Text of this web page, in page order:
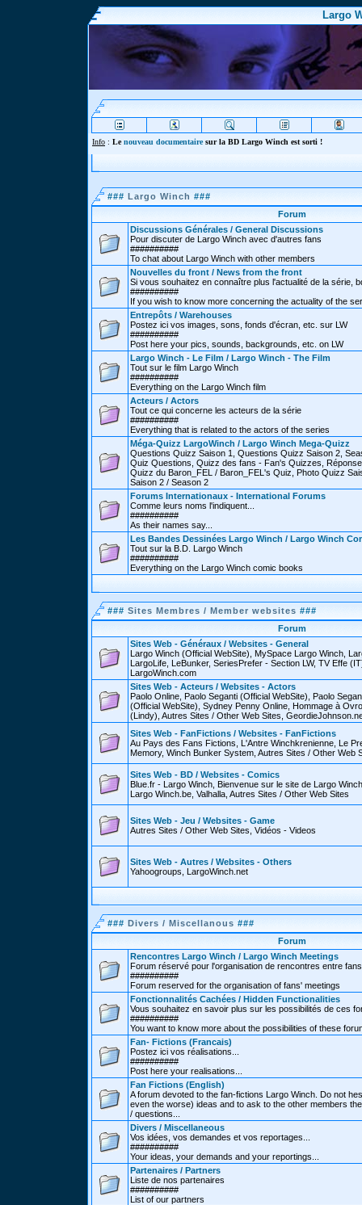
Largo
Info : Lenouveau documentairesur la BD Largo Winch est sorti !
### Largo Winch ###
Forum
Discussions Générales / General Discussions
Pour discuter de Largo Winch avec d'autres fans
##########
To chat about Largo Winch with other members
Nouvelles du front / News from the front
Si vous souhaitez en connaître plus l'actualité de la série,
##########
If you wish to know more concerning the actuality of the
Entrepôts / Warehouses
Postez ici vos images, sons, fonds d'écran, etc. sur LW
##########
Post here your pics, sounds, backgrounds, etc. on LW
Largo Winch - Le Film / Largo Winch - The Film
Tout sur le film Largo Winch
##########
Everything on the Largo Winch film
Acteurs / Actors
Tout ce qui concerne les acteurs de la série
##########
Everything that is related to the actors of the series
Méga-Quizz LargoWinch / Largo Winch Mega-Quizz
Questions Quizz Saison 1, Questions Quizz Saison 2,
Quiz Questions, Quizz des fans - Fan's Quizzes,
Quizz du Baron_FEL / Baron_FEL's Quiz, Photo Quizz
Saison 2 / Season 2
Forums Internationaux - International Forums
Comme leurs noms l'indiquent...
##########
As their names say...
Les Bandes Dessinées Largo Winch / Largo Winch
Tout sur la B.D. Largo Winch
##########
Everything on the Largo Winch comic books
### Sites Membres / Member websites ###
Forum
Sites Web - Généraux / Websites - General
Largo Winch (Official WebSite), MySpace Largo Winch,
LargoLife, LeBunker, SeriesPrefer - Section LW, TV Effe
LargoWinch.com
Sites Web - Acteurs / Websites - Actors
Paolo Online, Paolo Seganti (Official WebSite), Paolo
(Official WebSite), Sydney Penny Online, Hommage à
(Lindy), Autres Sites / Other Web Sites,
Sites Web - FanFictions / Websites - FanFictions
Au Pays des Fans Fictions, L'Antre Winchkrenienne, Le
Memory, Winch Bunker System, Autres Sites / Other Web
Sites Web - BD / Websites - Comics
Blue.fr - Largo Winch, Bienvenue sur le site de Largo
Largo Winch.be, Valhalla, Autres Sites / Other Web Sites
Sites Web - Jeu / Websites - Game
Autres Sites / Other Web Sites, Vidéos - Videos
Sites Web - Autres / Websites - Others
Yahoogroups, LargoWinch.net
### Divers / Miscellanous ###
Forum
Rencontres Largo Winch / Largo Winch Meetings
Forum réservé pour l'organisation de rencontres entre fans
##########
Forum reserved for the organisation of fans' meetings
Fonctionnalités Cachées / Hidden Functionalities
Vous souhaitez en savoir plus sur les possibilités de ces
##########
You want to know more about the possibilities of these
Fan- Fictions (Francais)
Postez ici vos réalisations...
##########
Post here your realisations...
Fan Fictions (English)
A forum devoted to the fan-fictions Largo Winch. Do not
even the worse) ideas and to ask to the other members
/ questions...
Divers / Miscellaneous
Vos idées, vos demandes et vos reportages...
##########
Your ideas, your demands and your reportings...
Partenaires / Partners
Liste de nos partenaires
##########
List of our partners